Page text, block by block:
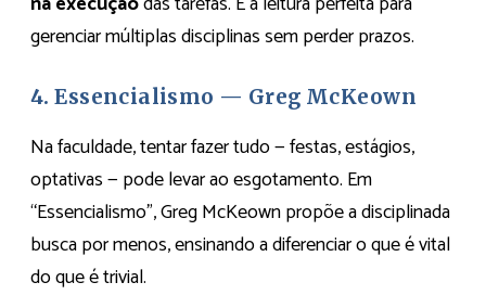
gerenciar múltiplas disciplinas sem perder prazos.
4. Essencialismo — Greg McKeown
Na faculdade, tentar fazer tudo — festas, estágios,
optativas — pode levar ao esgotamento. Em
“Essencialismo”, Greg McKeown propõe a disciplinada
busca por menos, ensinando a diferenciar o que é vital
do que é trivial.